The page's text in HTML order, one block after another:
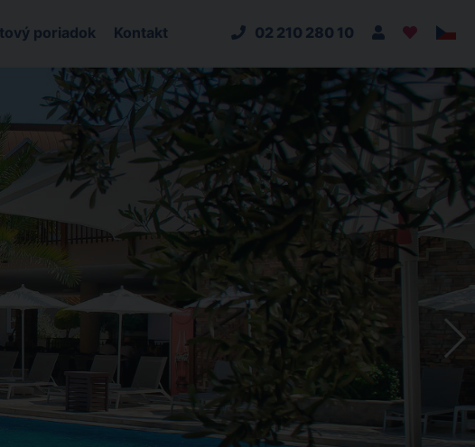
poriadok Kontakt 02 210 280 10